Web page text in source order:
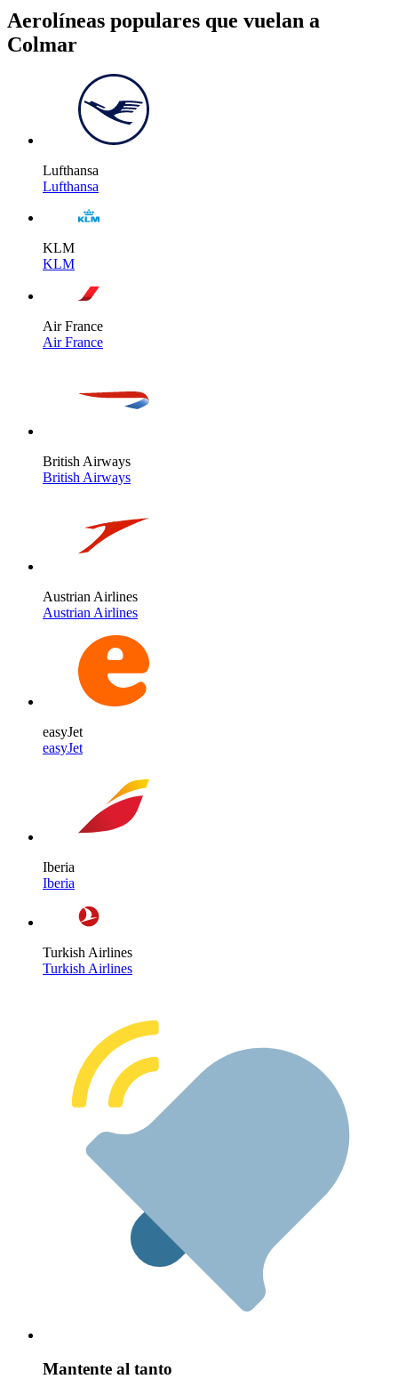
Aerolíneas populares que vuelan a
Colmar
Lufthansa
Lufthansa
KLM
KLM
Air France
Air France
British Airways
British Airways
Austrian Airlines
Austrian Airlines
easyJet
easyJet
Iberia
Iberia
Turkish Airlines
Turkish Airlines
Mantente al tanto